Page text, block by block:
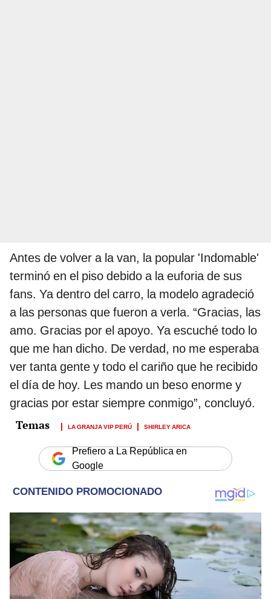
Antes de volver a la van, la popular 'Indomable'
terminó en el piso debido a la euforia de sus
fans. Ya dentro del carro, la modelo agradeció
a las personas que fueron a verla. “Gracias, las
amo. Gracias por el apoyo. Ya escuché todo lo
que me han dicho. De verdad, no me esperaba
ver tanta gente y todo el cariño que he recibido
el día de hoy. Les mando un beso enorme y
gracias por estar siempre conmigo”, concluyó.
LA GRANJA VIP PERÚ SHIRLEY ARICA
Prefiero a La República en
Google